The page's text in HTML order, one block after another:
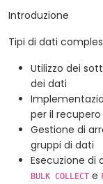
Introduzione
Tipi di dati
Utilizzo dei
dei dati
per il
Gestione di
gruppi di dati
Esecuzione di
BULK COLLECT e